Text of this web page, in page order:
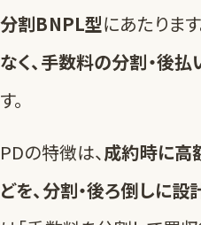
分割BNPL型にあたります
なく、手数料の分割・後
す。
PDの特徴は、成約時に高
どを、分割・後ろ倒しに設